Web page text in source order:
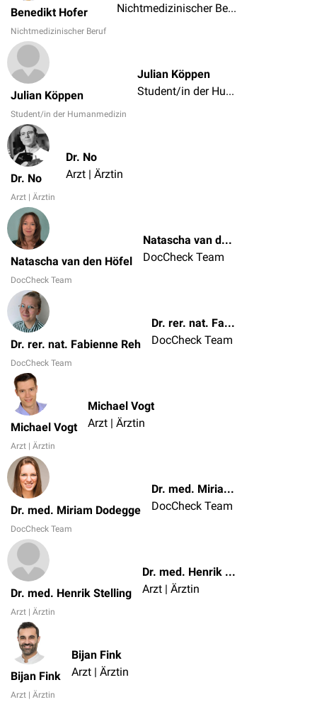
Benedikt Hofer
Nichtmedizinischer Beruf
Nichtmedizinischer Beruf
Julian Köppen
Student/in der Humanmedizin
Julian Köppen
Student/in der Humanmedizin
Dr. No
Arzt | Ärztin
Dr. No
Arzt | Ärztin
Natascha van den Höfel
DocCheck Team
Natascha van den Höfel
DocCheck Team
Dr. rer. nat. Fabienne Reh
DocCheck Team
Dr. rer. nat. Fabienne Reh
DocCheck Team
Michael Vogt
Arzt | Ärztin
Michael Vogt
Arzt | Ärztin
Dr. med. Miriam Dodegge
DocCheck Team
Dr. med. Miriam Dodegge
DocCheck Team
Dr. med. Henrik Stelling
Arzt | Ärztin
Dr. med. Henrik Stelling
Arzt | Ärztin
Bijan Fink
Arzt | Ärztin
Bijan Fink
Arzt | Ärztin